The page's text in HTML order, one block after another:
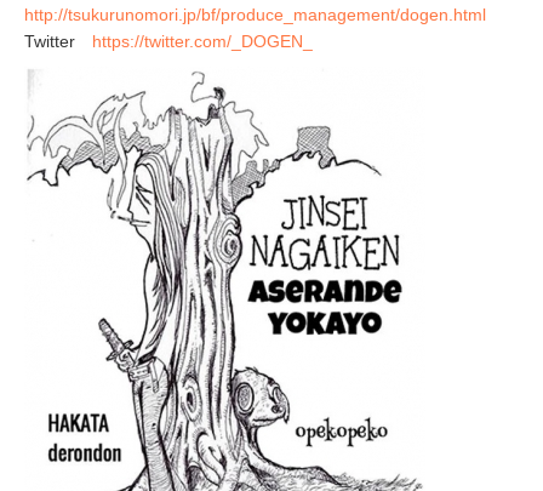
http://tsukurunomori.jp/bf/produce_management/dogen.html
Twitter https://twitter.com/_DOGEN_